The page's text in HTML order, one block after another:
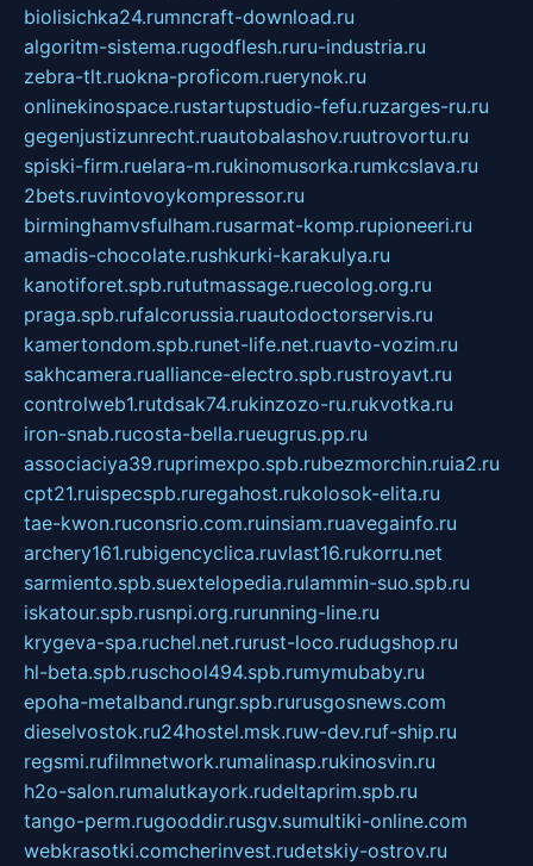
biolisichka24.rumncraft-download.ru
algoritm-sistema.rugodflesh.ruru-industria.ru
zebra-tlt.ruokna-proficom.ruerynok.ru
onlinekinospace.rustartupstudio-fefu.ruzarges-ru.ru
gegenjustizunrecht.ruautobalashov.ruutrovortu.ru
spiski-firm.ruelara-m.rukinomusorka.rumkcslava.ru
2bets.ruvintovoykompressor.ru
birminghamvsfulham.rusarmat-komp.rupioneeri.ru
amadis-chocolate.rushkurki-karakulya.ru
kanotiforet.spb.rututmassage.ruecolog.org.ru
praga.spb.rufalcorussia.ruautodoctorservis.ru
kamertondom.spb.runet-life.net.ruavto-vozim.ru
sakhcamera.rualliance-electro.spb.rustroyavt.ru
controlweb1.rutdsak74.rukinzozo-ru.rukvotka.ru
iron-snab.rucosta-bella.rueugrus.pp.ru
associaciya39.ruprimexpo.spb.rubezmorchin.ruia2.ru
cpt21.ruispecspb.ruregahost.rukolosok-elita.ru
tae-kwon.ruconsrio.com.ruinsiam.ruavegainfo.ru
archery161.rubigencyclica.ruvlast16.rukorru.net
sarmiento.spb.suextelopedia.rulammin-suo.spb.ru
iskatour.spb.rusnpi.org.rurunning-line.ru
krygeva-spa.ruchel.net.rurust-loco.rudugshop.ru
hl-beta.spb.ruschool494.spb.rumymubaby.ru
epoha-metalband.rungr.spb.rurusgosnews.com
dieselvostok.ru24hostel.msk.ruw-dev.ruf-ship.ru
regsmi.rufilmnetwork.rumalinasp.rukinosvin.ru
h2o-salon.rumalutkayork.rudeltaprim.spb.ru
tango-perm.rugooddir.rusgv.sumultiki-online.com
webkrasotki.comcherinvest.rudetskiy-ostrov.ru